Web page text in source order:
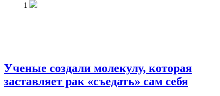
1
Ученые создали молекулу, которая
заставляет рак «съедать» сам себя